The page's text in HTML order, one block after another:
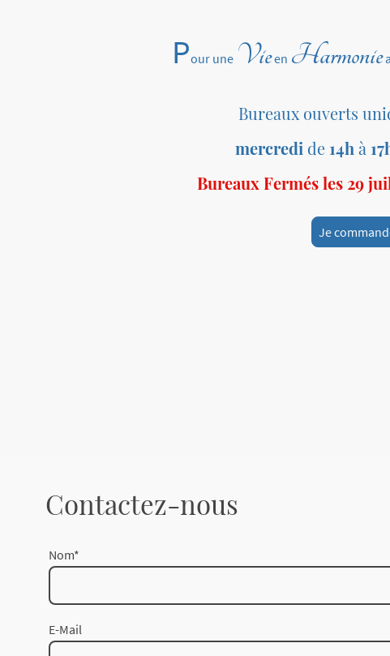
Pour une Vieen Harmonie
Bureaux ouverts
mercredi de14h à
Bureaux Fermés les 29
Je
Contactez-nous
Nom*
E-Mail